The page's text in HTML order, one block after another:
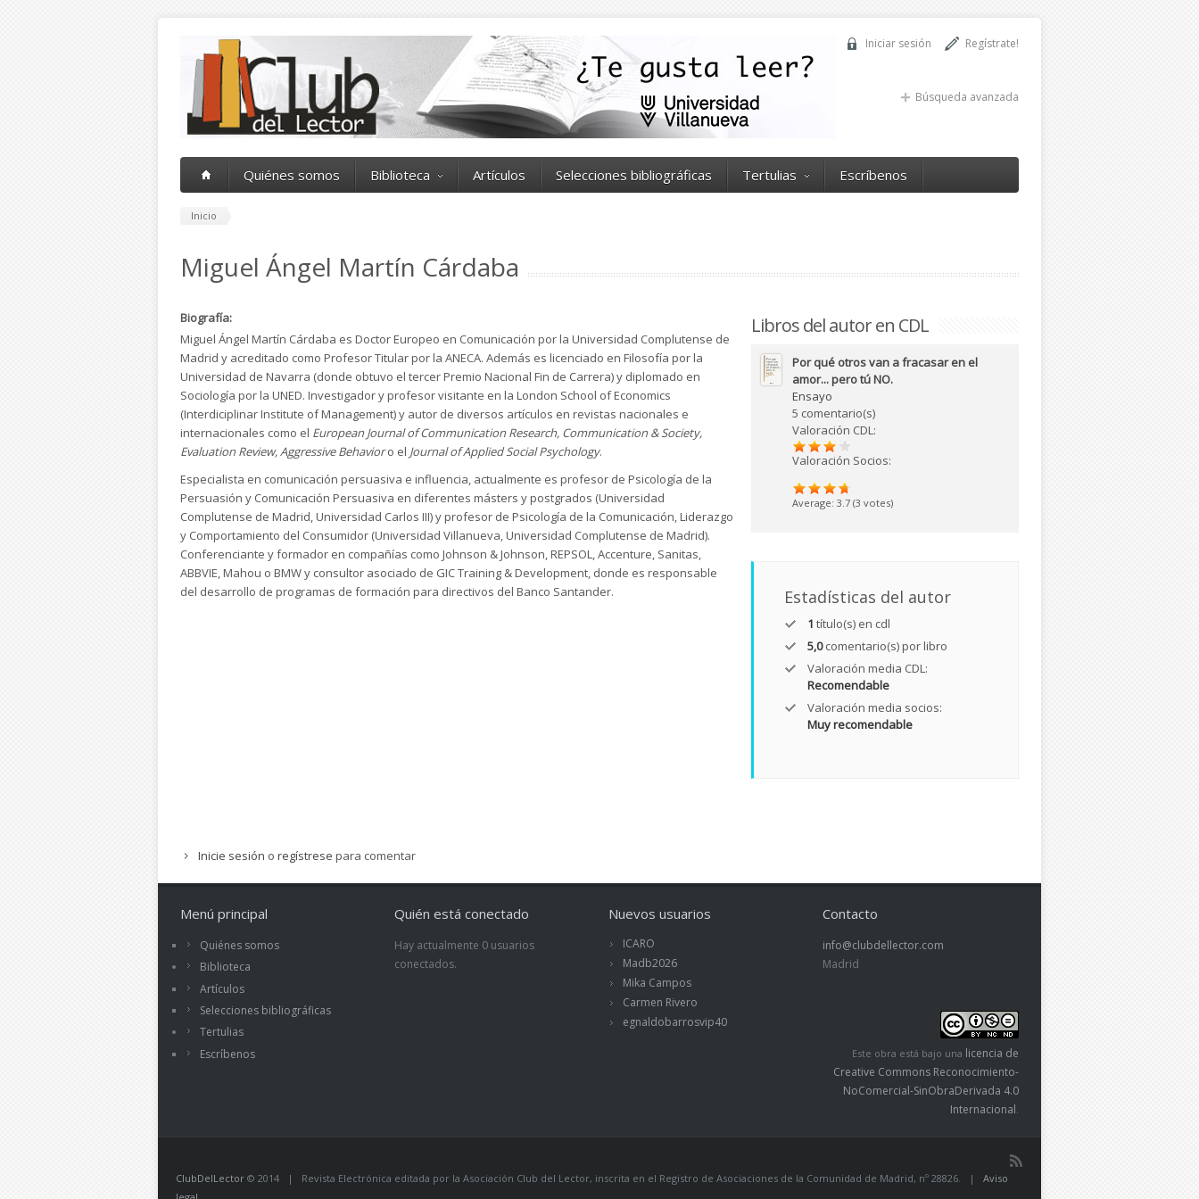
Regístrate!
Iniciar sesión
Búsqueda avanzada
Quiénes somos Biblioteca Artículos Selecciones bibliográficas Tertulias Escríbenos
Inicio
Miguel Ángel Martín Cárdaba
Biografía:
Miguel Ángel Martín Cárdaba es Doctor Europeo en Comunicación por la Universidad Complutense de
Madrid y acreditado como Profesor Titular por la ANECA. Además es licenciado en Filosofía por la
Universidad de Navarra (donde obtuvo el tercer Premio Nacional Fin de Carrera) y diplomado en
Sociología por la UNED. Investigador y profesor visitante en la London School of Economics
(Interdiciplinar Institute of Management) y autor de diversos artículos en revistas nacionales e
internacionales como el European Journal of Communication Research, Communication & Society,
Evaluation Review, Aggressive Behavioro el Journal of Applied Social Psychology.
Especialista en comunicación persuasiva e influencia, actualmente es profesor de Psicología de la
Persuasión y Comunicación Persuasiva en diferentes másters y postgrados (Universidad
Complutense de Madrid, Universidad Carlos III) y profesor de Psicología de la Comunicación, Liderazgo
y Comportamiento del Consumidor (Universidad Villanueva, Universidad Complutense de Madrid).
Conferenciante y formador en compañías como Johnson & Johnson, REPSOL, Accenture, Sanitas,
ABBVIE, Mahou o BMW y consultor asociado de GIC Training & Development, donde es responsable
del desarrollo de programas de formación para directivos del Banco Santander.
Libros del autor en CDL
Por qué otros van a fracasar en el
amor... pero tú NO.
Ensayo
5 comentario(s)
Valoración CDL:
Valoración Socios:
Average: 3.7 (3 votes)
Estadísticas del autor
1 título(s) en cdl
5,0comentario(s) por libro
Valoración media CDL:
Recomendable
Valoración media socios:
Muy recomendable
Inicie sesión o regístrese para comentar
Menú principal
Quiénes somos
Biblioteca
Artículos
Selecciones bibliográficas
Tertulias
Escríbenos
Quién está conectado
Hay actualmente 0 usuarios
conectados.
Nuevos usuarios
ICARO
Madb2026
Mika Campos
Carmen Rivero
egnaldobarrosvip40
Contacto
info@clubdellector.com
Madrid
Este obra está bajo una licencia de
Creative Commons Reconocimiento-
NoComercial-SinObraDerivada 4.0
Internacional
ClubDelLector © 2014 | Revista Electrónica editada por la Asociación Club del Lector, inscrita en el Registro de Asociaciones de la Comunidad de Madrid, nº 28826. | Aviso
legal